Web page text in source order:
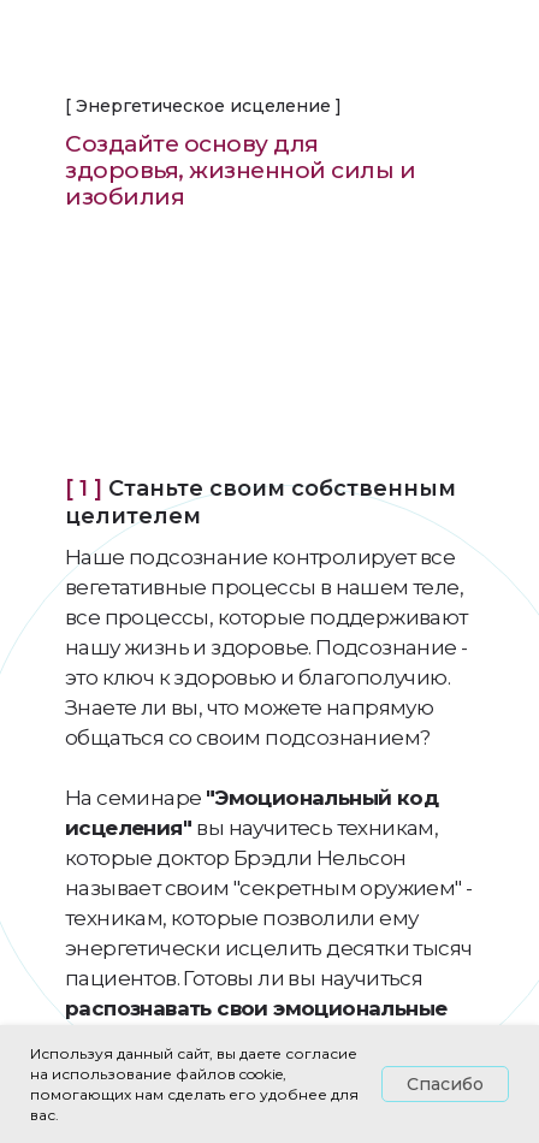
Отель расположен в самом сердце
потрясающей культурной и финансово-
экономической столицыКазахстана.
Наслаждайтесь элегантными номерами с
видом на горы
и легким доступом к главным
достопримечательностям города.
Специальное соглашение на
проживание и обед, все включено по
цене 82 евро.
[ Энергетическое исцеление ]
Создайте основу для
здоровья, жизненной силы и
изобилия
[ 1 ] Станьте своим собственным
целителем
Наше подсознание контролирует все
вегетативные процессы в нашем теле,
все процессы, которые поддерживают
нашу жизнь и здоровье. Подсознание -
это ключ к здоровью и благополучию.
Знаете ли вы, что можете напрямую
общаться со своим подсознанием?
На семинаре "Эмоциональный код
исцеления" вы научитесь техникам,
которые доктор Брэдли Нельсон
называет своим "секретным оружием" -
техникам, которые позволили ему
энергетически исцелить десятки тысяч
пациентов. Готовы ли вы научиться
распознавать свои эмоциональные
подсознанием, и снова почувствовать
себя здоровым и энергичным?
Используя данный сайт, вы даете согласие
на использование файлов cookie,
помогающих нам сделать его удобнее для
вас.
Спасибо